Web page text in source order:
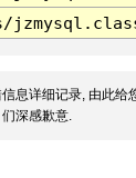
息详细记录, 由此给
们深感歉意.